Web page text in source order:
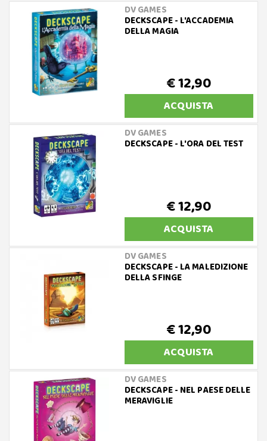
DV GAMES
DECKSCAPE - L'ACCADEMIA
DELLA MAGIA
€ 12,90
ACQUISTA
DV GAMES
DECKSCAPE - L'ORA DEL TEST
€ 12,90
ACQUISTA
DV GAMES
DECKSCAPE - LA MALEDIZIONE
DELLA SFINGE
€ 12,90
ACQUISTA
DV GAMES
DECKSCAPE - NEL PAESE DELLE
MERAVIGLIE